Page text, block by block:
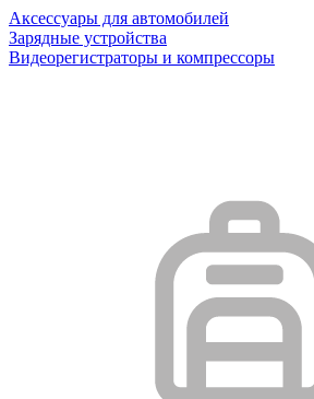
Аксессуары для автомобилей
Зарядные устройства
Видеорегистраторы и компрессоры